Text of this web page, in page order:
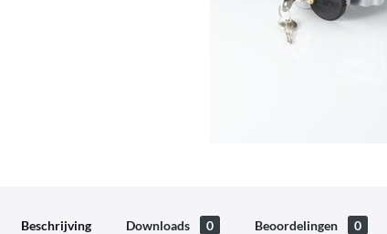
Beschrijving Downloads 0 Beoordelingen 0